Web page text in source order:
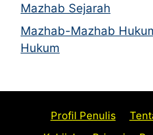
Mazhab Sejarah
Mazhab-Mazhab
Hukum
Profil Penulis